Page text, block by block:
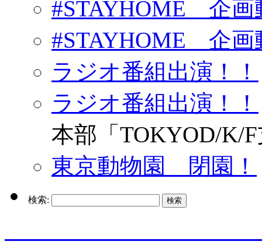
#STAYHOME 企画
#STAYHOME 企画
ラジオ番組出演！！
ラジオ番組出演！！
本部「TOKYOD/K/
東京動物園 閉園！
検索: